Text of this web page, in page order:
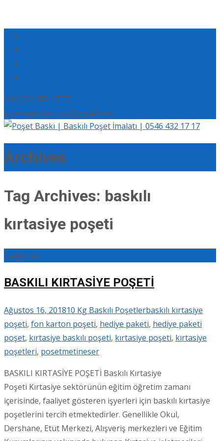
+90 554 165 17 17
eserbaskimerkezi@gmail.com
Archives
Tag Archives: baskılı
kırtasiye poşeti
16Ağu/18
BASKILI KIRTASİYE POŞETİ
Ağustos 16, 201810 Kg Baskılı Poşetlerbaskılı kırtasiye
poşeti, fon karton poşeti, hediye paketi, hediye paketi
poşet, kırtasiye baskılı poşeti, kırtasiye poşeti, kırtasiye
poşetleri, posetmetineser
BASKILI KIRTASİYE POŞETİ Baskılı Kırtasiye
Poşeti Kırtasiye sektörünün eğitim öğretim zamanı
içerisinde, faaliyet gösteren işyerleri için baskılı kırtasiye
poşetlerini tercih etmektedirler. Genellikle Okul,
Dershane, Etüt Merkezi, Alışveriş merkezleri ve Eğitim